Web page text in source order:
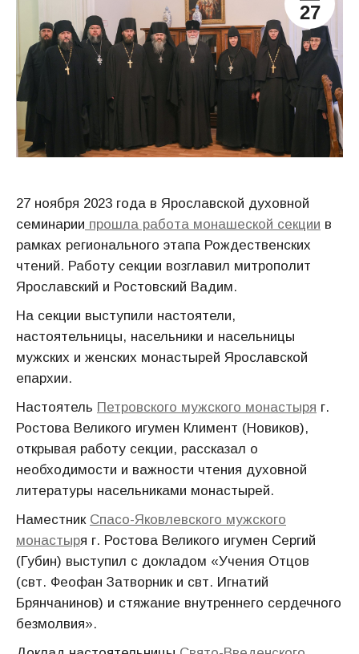
27
27 ноября 2023 года в Ярославской духовной
семинарии прошла работа монашеской секции в
рамках регионального этапа Рождественских
чтений. Работу секции возглавил митрополит
Ярославский и Ростовский Вадим.
На секции выступили настоятели,
настоятельницы, насельники и насельницы
мужских и женских монастырей Ярославской
епархии.
Настоятель Петровского мужского монастыря г.
Ростова Великого игумен Климент (Новиков),
открывая работу секции, рассказал о
необходимости и важности чтения духовной
литературы насельниками монастырей.
Наместник Спасо-Яковлевского мужского
монастыря г. Ростова Великого игумен Сергий
(Губин) выступил с докладом «Учения Отцов
(свт. Феофан Затворник и свт. Игнатий
Брянчанинов) и стяжание внутреннего сердечного
безмолвия».